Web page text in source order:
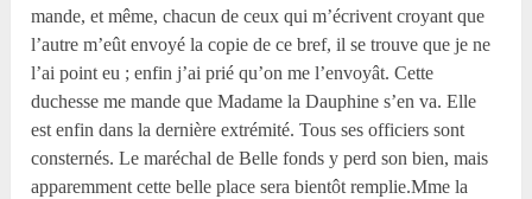
mande, et même, chacun de ceux qui m’écrivent croyant que
l’autre m’eût envoyé la copie de ce bref, il se trouve que je ne
l’ai point eu ; enfin j’ai prié qu’on me l’envoyât. Cette
duchesse me mande que Madame la Dauphine s’en va. Elle
est enfin dans la dernière extrémité. Tous ses officiers sont
consternés. Le maréchal de Belle fonds y perd son bien, mais
apparemment cette belle place sera bientôt remplie.Mme la